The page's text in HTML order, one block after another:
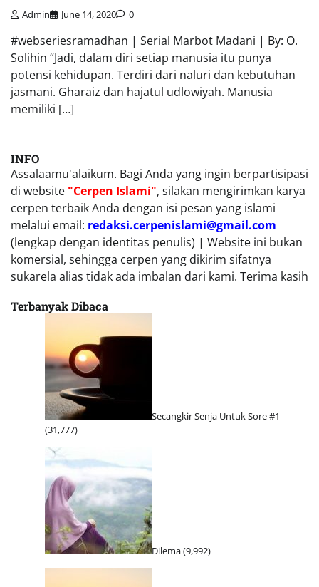
Admin June 14, 2020 0
#webseriesramadhan | Serial Marbot Madani | By: O.
Solihin “Jadi, dalam diri setiap manusia itu punya
potensi kehidupan. Terdiri dari naluri dan kebutuhan
jasmani. Gharaiz dan hajatul udlowiyah. Manusia
memiliki […]
INFO
Assalaamu'alaikum. Bagi Anda yang ingin berpartisipasi
di website "Cerpen Islami", silakan mengirimkan karya
cerpen terbaik Anda dengan isi pesan yang islami
melalui email: redaksi.cerpenislami@gmail.com
(lengkap dengan identitas penulis) | Website ini bukan
komersial, sehingga cerpen yang dikirim sifatnya
sukarela alias tidak ada imbalan dari kami. Terima kasih
Terbanyak Dibaca
Secangkir Senja Untuk Sore #1
(31,777)
Dilema(9,992)